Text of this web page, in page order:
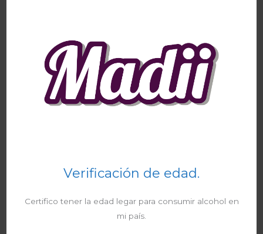
Verificación de edad.
Certifico tener la edad legar para consumir alcohol en
mi país.
Colado Heinz Ciruela
₡395